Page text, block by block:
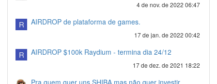
4 de nov. de 2022 06:47
R AIRDROP de plataforma de games.
17 de jan. de 2022 00:42
R AIRDROP $100k Raydium - termina dia 24/12
17 de dez. de 2021 18:22